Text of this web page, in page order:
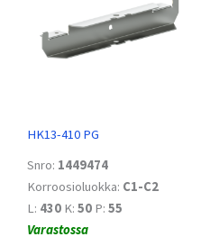
HK13-410 PG
Snro: 1449474
Korroosioluokka: C1-C2
L: 430 K: 50 P: 55
Varastossa